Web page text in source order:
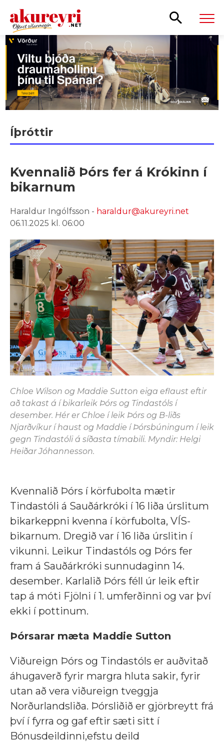
Leita
Íþróttir
Kvennalið Þórs fer á Krókinn í
bikarnum
Haraldur Ingólfsson - haraldur@akureyri.net
06.11.2025 kl. 06:00
Chloe Wilson og Maddie Sutton eiga eflaust eftir
að takast á í bikarleik Þórs og Tindastóls í
desember. Hér er Chloe í leik Þórs og B-liðs
Njarðvíkur í haust og Maddie í Þórsbúningum í leik
gegn Tindastóli á síðasta tímabili. Myndir: Helgi
Heiðar Jóhannesson.
Kvennalið Þórs í körfubolta mætir
Tindastóli á Sauðárkróki í 16 liða úrslitum
bikarkeppni kvenna í körfubolta, VÍS-
bikarnum. Dregið var í 16 liða úrslitin í
vikunni. Leikur Tindastóls og Þórs fer
fram á Sauðárkróki sunnudaginn 14.
desember. Karlalið Þórs féll úr leik eftir
tap á móti Fjölni í 1. umferðinni og var því
ekki í pottinum.
Þórsarar mæta Maddie Sutton
Viðureign Þórs og Tindastóls er auðvitað
áhugaverð fyrir margra hluta sakir, fyrir
utan að vera viðureign tveggja
Norðurlandsliða. Þórsliðið er gjörbreytt frá
því í fyrra og gaf eftir sæti sitt í
Bónusdeildinni,efstu deild